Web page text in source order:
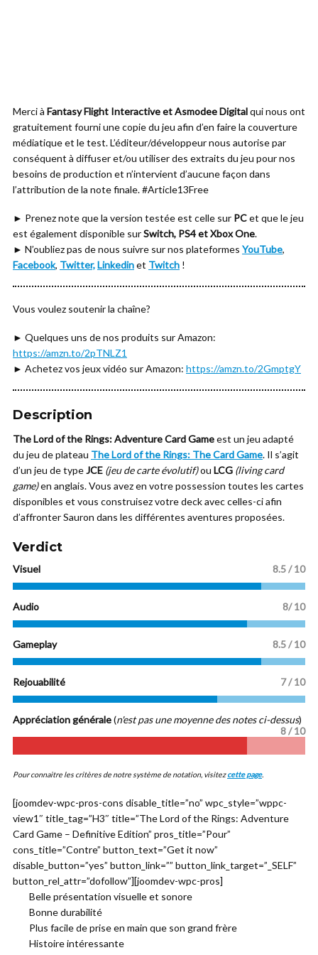
Merci à Fantasy Flight Interactive et Asmodee Digitalqui nous ont
gratuitement fourni une copie du jeu afin d’en faire la couverture
médiatique et le test. L’éditeur/développeur nous autorise par
conséquent à diffuser et/ou utiliser des extraits du jeu pour nos
besoins de production et n’intervient d’aucune façon dans
l’attribution de la note finale. #Article13Free
► Prenez note que la version testée est celle sur PCet que le jeu
est également disponible surSwitch, PS4 et Xbox One.
► N’oubliez pas de nous suivre sur nos plateformes YouTube,
Facebook, Twitter,Linkedinet Twitch !
Vous voulez soutenir la chaîne?
► Quelques uns de nos produits sur Amazon:
https://amzn.to/2pTNLZ1
► Achetez vos jeux vidéo sur Amazon: https://amzn.to/2GmptgY
Description
The Lord of the Rings: Adventure Card Gameest un jeu adapté
du jeu de plateau The Lord of the Rings: The Card Game. Il s’agit
d’un jeu de typeJCE (jeu de carte évolutif)ou LCG (living card
game)en anglais. Vous avez en votre possession toutes les cartes
disponibles et vous construisez votre deck avec celles-ci afin
d’affronter Sauron dans les différentes aventures proposées.
Verdict
Visuel 8.5 / 10
Audio 8/ 10
Gameplay 8.5 / 10
Rejouabilité 7 / 10
Appréciation générale(n'est pas une moyenne des notes ci-dessus)
8 / 10
Pour connaitre les critères de notre système de notation, visitezcette page.
[joomdev-wpc-pros-cons disable_title=”no” wpc_style=”wppc-
view1″ title_tag=”H3″ title=”The Lord of the Rings: Adventure
Card Game – Definitive Edition” pros_title=”Pour”
cons_title=”Contre” button_text=”Get it now”
disable_button=”yes” button_link=”” button_link_target=”_SELF”
button_rel_attr=”dofollow”][joomdev-wpc-pros]
Belle présentation visuelle et sonore
Bonne durabilité
Plus facile de prise en main que son grand frère
Histoire intéressante